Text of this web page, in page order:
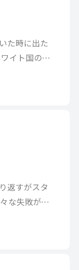
た時に出た
イト国の話
件マス
返すがスタ
な失敗がお
落と